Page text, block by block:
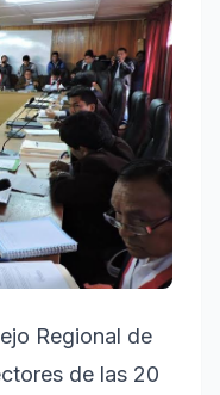
Regional de
de las 20